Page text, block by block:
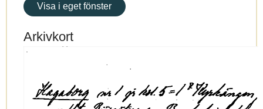
Visa i eget fönster
Arkivkort